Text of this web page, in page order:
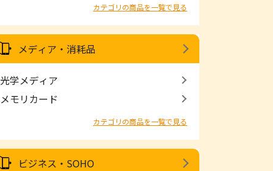
カテゴリの商品を一覧で見る
メディア・消耗品
光学メディア
メモリカード
カテゴリの商品を一覧で見る
ビジネス・SOHO